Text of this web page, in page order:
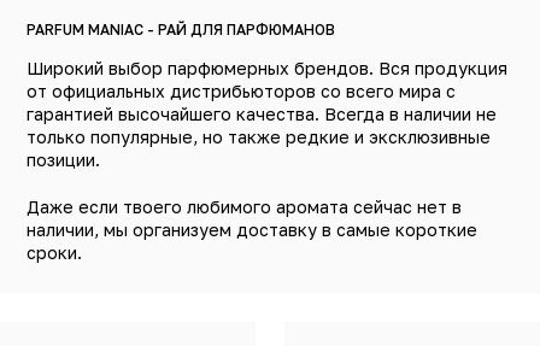
PARFUM MANIAC - РАЙ ДЛЯ ПАРФЮМАНОВ
Широкий выбор парфюмерных брендов. Вся продукция
от официальных дистрибьюторов со всего мира с
гарантией высочайшего качества. Всегда в наличии не
только популярные, но также редкие и эксклюзивные
позиции.
Даже если твоего любимого аромата сейчас нет в
наличии, мы организуем доставку в самые короткие
сроки.